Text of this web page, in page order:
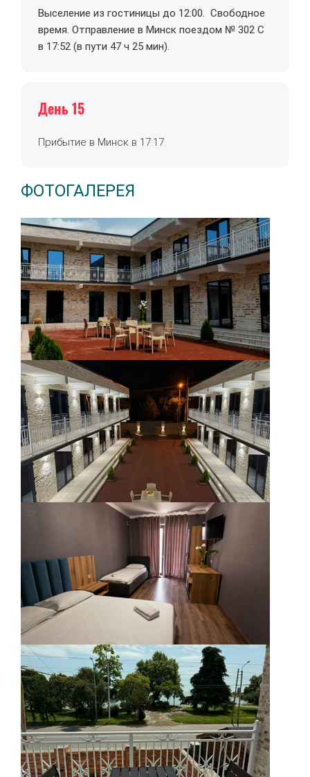
Выселение из гостиницы до 12:00. Свободное
время. Отправление в Минск поездом № 302 С
в 17:52 (в пути 47 ч 25 мин).
День 15
Прибытие в Минск в 17:17.
ФОТОГАЛЕРЕЯ